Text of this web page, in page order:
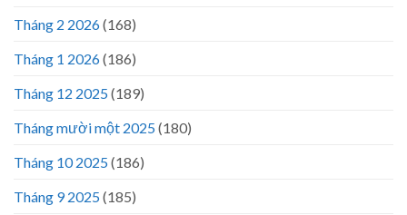
Tháng 2 2026(168)
Tháng 1 2026(186)
Tháng 12 2025(189)
Tháng mười một 2025(180)
Tháng 10 2025(186)
Tháng 9 2025(185)